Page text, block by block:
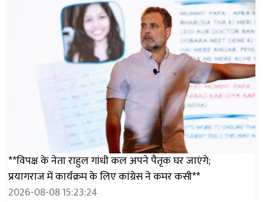
**विपक्ष के नेता राहुल गांधी कल अपने पैतृक घर जाएंगे;
प्रयागराज में कार्यक्रम के लिए कांग्रेस ने कमर कसी**
2026-08-08 15:23:24